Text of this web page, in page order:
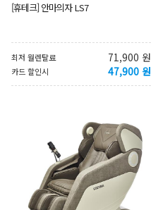
[휴테크] 안마의자 LS7
최저 월렌탈료 71,900 원
카드 할인시 47,900 원